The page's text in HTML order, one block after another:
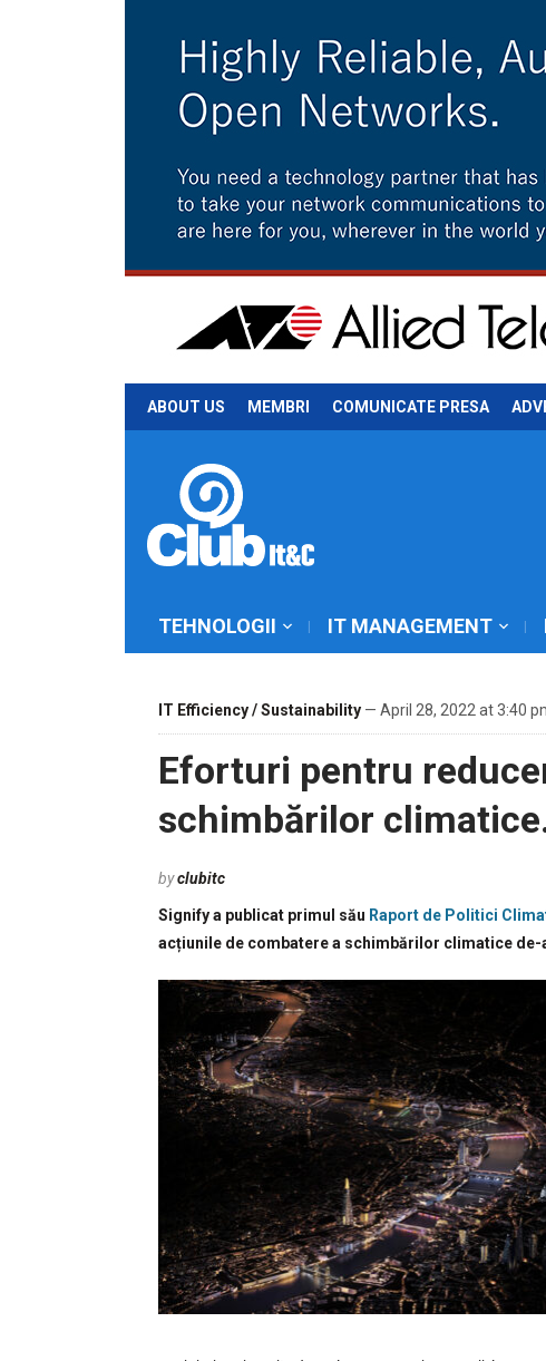
ABOUT US MEMBRI COMUNICATE PRESA
TEHNOLOGII IT MANAGEMENT
IT Efficiency / Sustainability — April 28, 2022 at 3:40
Eforturi pentru
schimbărilor
byclubitc
Signify a publicat primul său Raport de Politici
acțiunile de combatere a schimbărilor climatice